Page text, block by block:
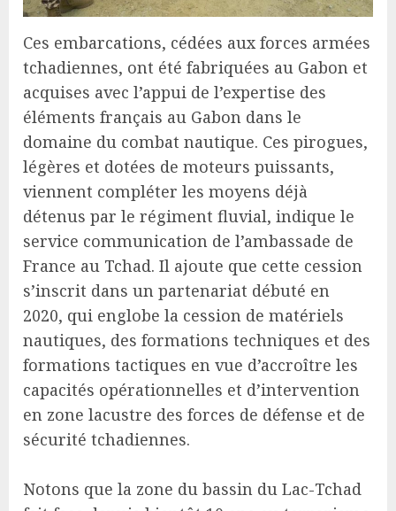
Ces embarcations, cédées aux forces armées
tchadiennes, ont été fabriquées au Gabon et
acquises avec l’appui de l’expertise des
éléments français au Gabon dans le
domaine du combat nautique. Ces pirogues,
légères et dotées de moteurs puissants,
viennent compléter les moyens déjà
détenus par le régiment fluvial, indique le
service communication de l’ambassade de
France au Tchad. Il ajoute que cette cession
s’inscrit dans un partenariat débuté en
2020, qui englobe la cession de matériels
nautiques, des formations techniques et des
formations tactiques en vue d’accroître les
capacités opérationnelles et d’intervention
en zone lacustre des forces de défense et de
sécurité tchadiennes.
Notons que la zone du bassin du Lac-Tchad